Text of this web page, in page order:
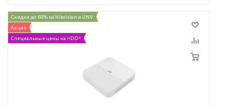
Скидки до 60% на Hikvision и UNV
Акция
Специальные цены на HDD*